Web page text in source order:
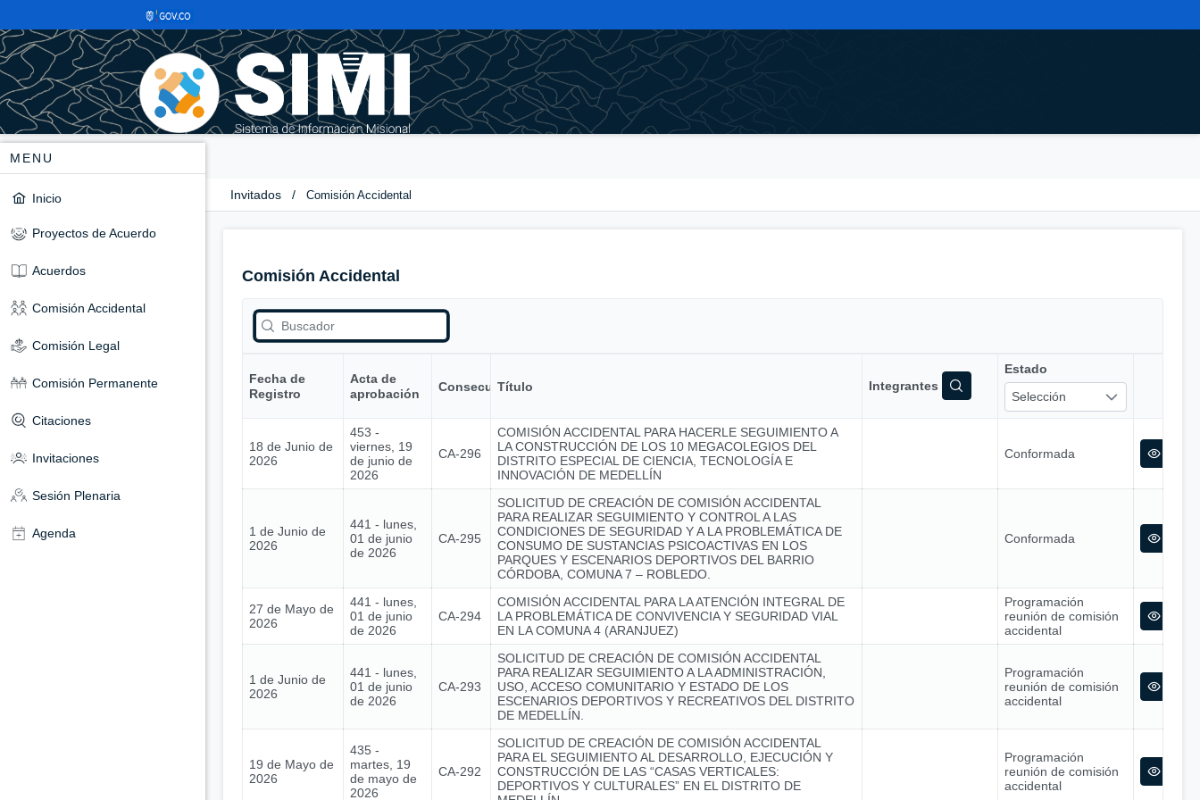
MENU
Inicio
Proyectos de Acuerdo
Acuerdos
Comisión Accidental
Comisión Legal
Comisión Permanente
Citaciones
Invitaciones
Sesión Plenaria
Agenda
Invitados / Comisión Accidental
Comisión Accidental
Fecha de
Registro
Acta de
aprobación
ConsecutivoTítulo Integrantes
Estado
Selección
18 de Junio de
2026
453 -
viernes, 19
de junio de
2026
CA-296
COMISIÓN ACCIDENTAL PARA HACERLE SEGUIMIENTO A
LA CONSTRUCCIÓN DE LOS 10 MEGACOLEGIOS DEL
DISTRITO ESPECIAL DE CIENCIA, TECNOLOGÍA E
INNOVACIÓN DE MEDELLÍN
Conformada
1 de Junio de
2026
441 - lunes,
01 de junio
de 2026
CA-295
SOLICITUD DE CREACIÓN DE COMISIÓN ACCIDENTAL
PARA REALIZAR SEGUIMIENTO Y CONTROL A LAS
CONDICIONES DE SEGURIDAD Y A LA PROBLEMÁTICA DE
CONSUMO DE SUSTANCIAS PSICOACTIVAS EN LOS
PARQUES Y ESCENARIOS DEPORTIVOS DEL BARRIO
CÓRDOBA, COMUNA 7 – ROBLEDO.
Conformada
27 de Mayo de
2026
441 - lunes,
01 de junio
de 2026
CA-294
COMISIÓN ACCIDENTAL PARA LA ATENCIÓN INTEGRAL DE
LA PROBLEMÁTICA DE CONVIVENCIA Y SEGURIDAD VIAL
EN LA COMUNA 4 (ARANJUEZ)
Programación
reunión de comisión
accidental
1 de Junio de
2026
441 - lunes,
01 de junio
de 2026
CA-293
SOLICITUD DE CREACIÓN DE COMISIÓN ACCIDENTAL
PARA REALIZAR SEGUIMIENTO A LA ADMINISTRACIÓN,
USO, ACCESO COMUNITARIO Y ESTADO DE LOS
ESCENARIOS DEPORTIVOS Y RECREATIVOS DEL DISTRITO
DE MEDELLÍN.
Programación
reunión de comisión
accidental
19 de Mayo de
2026
435 -
martes, 19
de mayo de
2026
CA-292
SOLICITUD DE CREACIÓN DE COMISIÓN ACCIDENTAL
PARA EL SEGUIMIENTO AL DESARROLLO, EJECUCIÓN Y
CONSTRUCCIÓN DE LAS “CASAS VERTICALES:
DEPORTIVOS Y CULTURALES” EN EL DISTRITO DE
Programación
reunión de comisión
accidental